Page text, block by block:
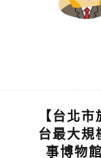
【台北
台最大規
事博物